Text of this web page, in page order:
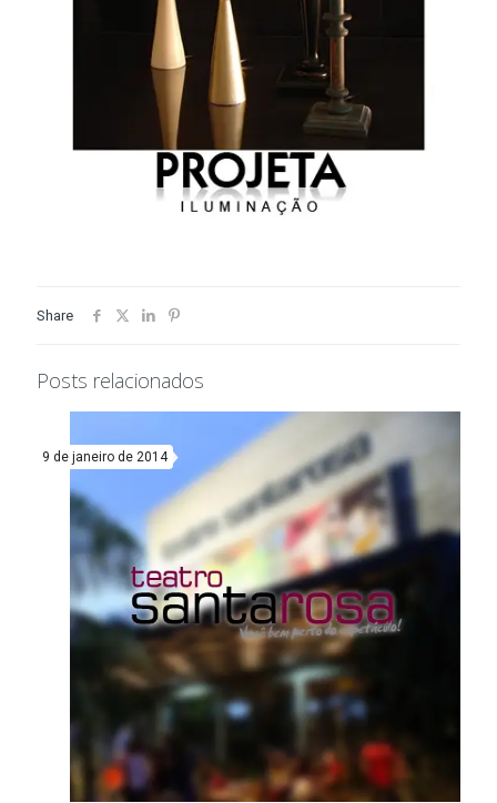
Share
Posts relacionados
9 de janeiro de 2014